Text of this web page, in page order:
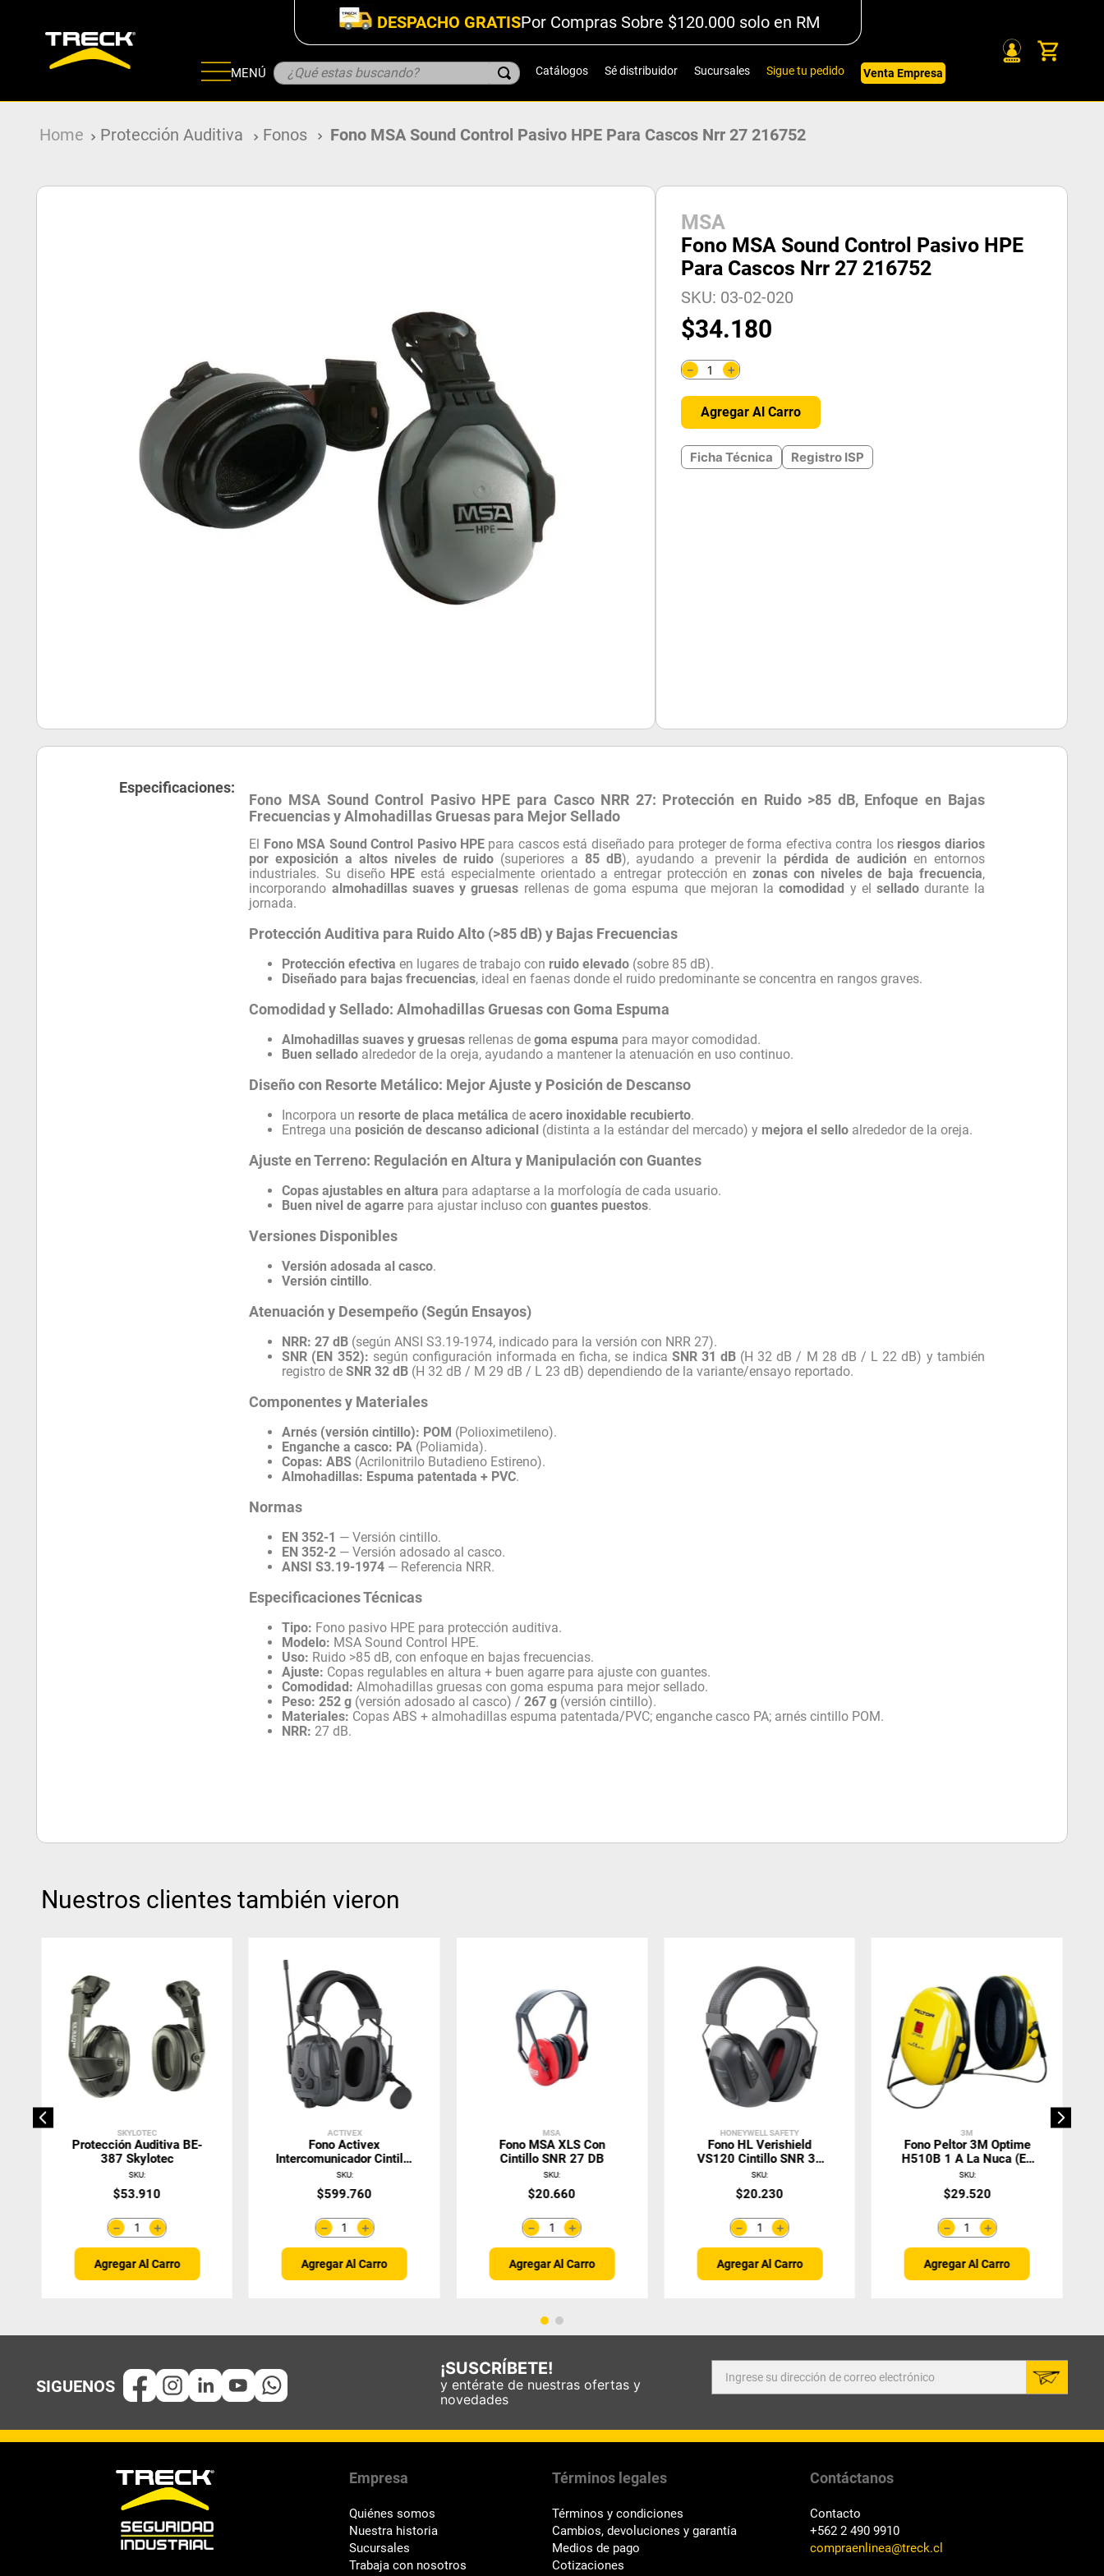
DESPACHO GRATISPor Compras Sobre $120.000 solo en RM
MENÚ ¿Qué estas buscando? Catálogos Sé distribuidor Sucursales Sigue tu pedido Venta Empresa
Protección Auditiva Fonos Fono MSA Sound Control Pasivo HPE Para Cascos Nrr 27 216752
MSA
Fono MSA Sound Control Pasivo HPE
Para Cascos Nrr 27 216752
SKU: 03-02-020
$34.180
＋
－
Agregar Al Carro
Ficha Técnica Registro ISP
Especificaciones:
Fono MSA Sound Control Pasivo HPE para Casco NRR 27: Protección en Ruido >85 dB, Enfoque en Bajas
Frecuencias y Almohadillas Gruesas para Mejor Sellado
El Fono MSA Sound Control Pasivo HPEpara cascos está diseñado para proteger de forma efectiva contra los riesgos diarios
por exposición a altos niveles de ruido (superiores a85 dB), ayudando a prevenir la pérdida de audición en entornos
industriales. Su diseño HPE está especialmente orientado a entregar protección enzonas con niveles de baja frecuencia,
incorporando almohadillas suaves y gruesas rellenas de goma espuma que mejoran lacomodidad y elsellado durante la
jornada.
Protección Auditiva para Ruido Alto (>85 dB) y Bajas Frecuencias
Protección efectiva en lugares de trabajo con ruido elevado (sobre 85 dB).
Diseñado para bajas frecuencias, ideal en faenas donde el ruido predominante se concentra en rangos graves.
Comodidad y Sellado: Almohadillas Gruesas con Goma Espuma
Almohadillas suaves y gruesas rellenas degoma espuma para mayor comodidad.
Buen sellado alrededor de la oreja, ayudando a mantener la atenuación en uso continuo.
Diseño con Resorte Metálico: Mejor Ajuste y Posición de Descanso
Incorpora un resorte de placa metálica deacero inoxidable recubierto.
Entrega una posición de descanso adicional (distinta a la estándar del mercado) y mejora el sello alrededor de la oreja.
Ajuste en Terreno: Regulación en Altura y Manipulación con Guantes
Copas ajustables en altura para adaptarse a la morfología de cada usuario.
Buen nivel de agarre para ajustar incluso conguantes puestos.
Versiones Disponibles
Versión adosada al casco.
Versión cintillo.
Atenuación y Desempeño (Según Ensayos)
NRR: 27 dB (según ANSI S3.19-1974, indicado para la versión con NRR 27).
SNR (EN 352): según configuración informada en ficha, se indica SNR 31 dB(H 32 dB / M 28 dB / L 22 dB) y también
registro deSNR 32 dB (H 32 dB / M 29 dB / L 23 dB) dependiendo de la variante/ensayo reportado.
Componentes y Materiales
Arnés (versión cintillo): POM (Polioximetileno).
Enganche a casco: PA (Poliamida).
Copas: ABS (Acrilonitrilo Butadieno Estireno).
Almohadillas: Espuma patentada + PVC.
Normas
EN 352-1 — Versión cintillo.
EN 352-2 — Versión adosado al casco.
ANSI S3.19-1974 — Referencia NRR.
Especificaciones Técnicas
Tipo: Fono pasivo HPE para protección auditiva.
Modelo: MSA Sound Control HPE.
Uso: Ruido >85 dB, con enfoque en bajas frecuencias.
Ajuste: Copas regulables en altura + buen agarre para ajuste con guantes.
Comodidad: Almohadillas gruesas con goma espuma para mejor sellado.
Peso: 252 g (versión adosado al casco) /267 g (versión cintillo).
Materiales: Copas ABS + almohadillas espuma patentada/PVC; enganche casco PA; arnés cintillo POM.
NRR: 27 dB.
Nuestros clientes también vieron
SKYLOTEC
Protección Auditiva BE-
387 Skylotec
SKU:
$53.910
＋
－
Agregar Al Carro
ACTIVEX
Fono Activex
Intercomunicador Cintillo
32 DB
SKU:
$599.760
＋
－
Agregar Al Carro
MSA
Fono MSA XLS Con
Cintillo SNR 27 DB
SKU:
$20.660
＋
－
Agregar Al Carro
HONEYWELL SAFETY
Fono HL Verishield
VS120 Cintillo SNR 31
DB
SKU:
$20.230
＋
－
Agregar Al Carro
3M
Fono Peltor 3M Optime
H510B 1 A La Nuca (ex
H6B) 3M SNR 26
SKU:
$29.520
＋
－
Agregar Al Carro
¡SUSCRÍBETE!
y entérate de nuestras ofertas y
novedades
Empresa
Quiénes somos
Nuestra historia
Sucursales
Trabaja con nosotros
Términos legales
Términos y condiciones
Cambios, devoluciones y garantía
Medios de pago
Cotizaciones
Contáctanos
Contacto
+562 2 490 9910
compraenlinea@treck.cl